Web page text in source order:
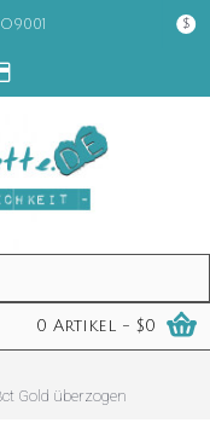
$
0 Artikel - $0
Gold überzogen